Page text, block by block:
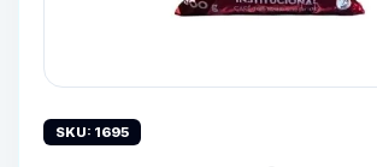
SKU: 1695